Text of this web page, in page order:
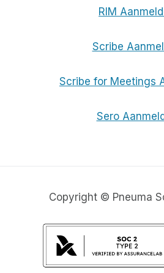
RIM
Scribe
Scribe for Meetings
Sero
Copyright © Pneuma